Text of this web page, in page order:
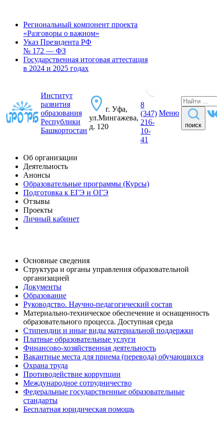
Региональный компонент проекта
«Разговоры о важном»
Указ Президента РФ
№ 172 — ФЗ
Государственная итоговая аттестация
в 2024 и 2025 годах
Институт
развития
образования
Республики
Башкортостан
г. Уфа,
ул.Мингажева,
д. 120
8
(347)
216-
10-
41
Меню
поиск
Об организации
Деятельность
Анонсы
Образовательные программы (Курсы)
Подготовка к ЕГЭ и ОГЭ
Отзывы
Проекты
Личный кабинет
Основные сведения
Структура и органы управления образовательной
организацией
Документы
Образование
Руководство. Научно-педагогический состав
Материально-техническое обеспечение и оснащенность
образовательного процесса. Доступная среда
Стипендии и иные виды материальной поддержки
Платные образовательные услуги
Финансово-хозяйственная деятельность
Вакантные места для приема (перевода) обучающихся
Охрана труда
Противодействие коррупции
Международное сотрудничество
Федеральные государственные образовательные
стандарты
Бесплатная юридическая помощь